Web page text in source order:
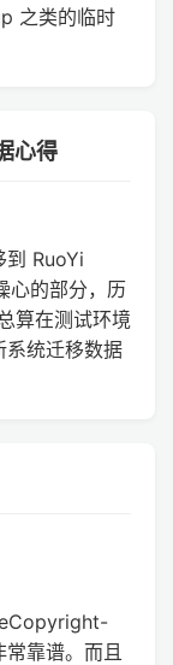
之类的临时
心得
到 RuoYi
心的部分，历
算在测试环境
统迁移数据
靠谱。而且